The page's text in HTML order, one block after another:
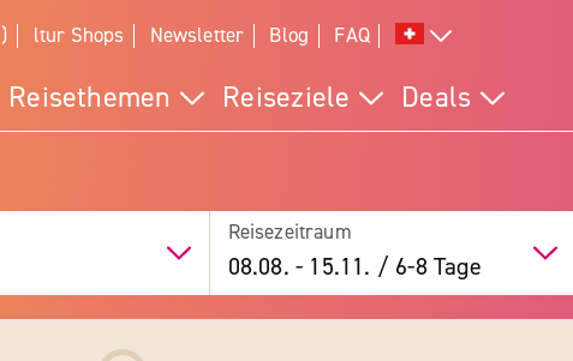
ltur Shops Newsletter Blog FAQ
Reisethemen Reiseziele Deals
Reisezeitraum
08.08. - 15.11. / 6-8 Tage